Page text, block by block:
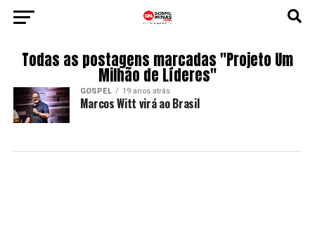
Todas as postagens marcadas "Projeto Um
Milhão de Líderes"
GOSPEL 19 anos atrás
Marcos Witt virá ao Brasil